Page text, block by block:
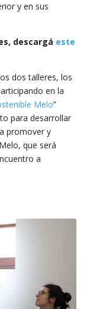
y en sus
descargá este
dos talleres, los
en la
Melo”
para desarrollar
promover y
que será
a